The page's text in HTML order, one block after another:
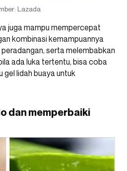
Lazada
juga mampu mempercepat
kombinasi kemampuannya
serta melembabkan
ada luka tertentu, bisa coba
gel lidah buaya untuk
dan memperbaiki